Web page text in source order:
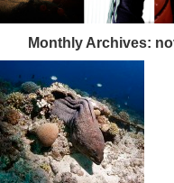
Monthly Archives: